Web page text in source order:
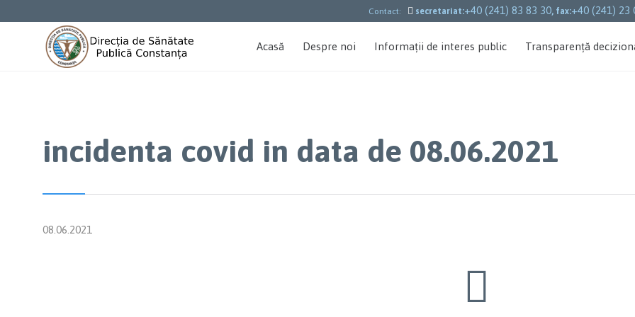
Contact:  secretariat:+40 (241) 83 83 30, fax:+40 (241) 23
Acasă Despre noi Informații de interes public Transparență
incidenta covid in data de 08.06.2021
08.06.2021
